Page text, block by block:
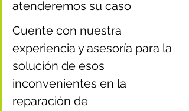
atenderemos su caso
Cuente con nuestra
experiencia y asesoría para la
solución de esos
inconvenientes en la
reparación de